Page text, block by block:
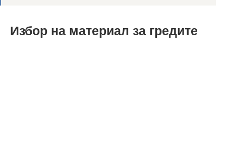
Избор на материал за гредите